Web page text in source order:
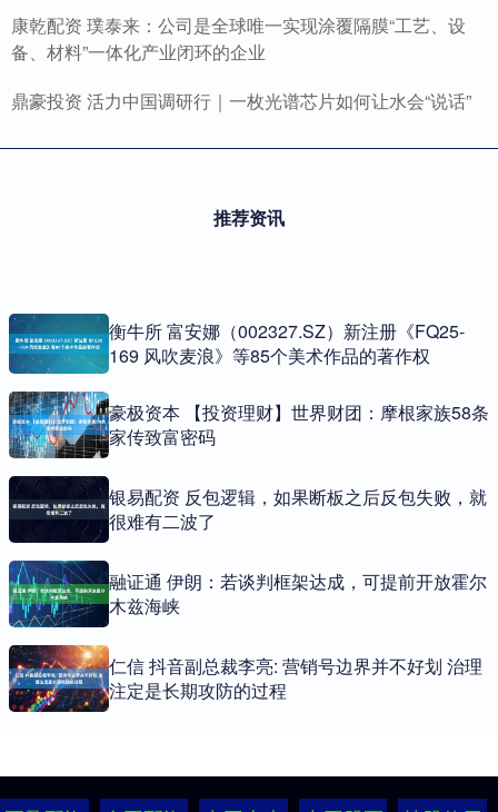
康乾配资 璞泰来：公司是全球唯一实现涂覆隔膜“工艺、设
备、材料”一体化产业闭环的企业
鼎豪投资 活力中国调研行｜一枚光谱芯片如何让水会“说话”
推荐资讯
衡牛所 富安娜（002327.SZ）新注册《FQ25-
169 风吹麦浪》等85个美术作品的著作权
豪极资本 【投资理财】世界财团：摩根家族58条
家传致富密码
银易配资 反包逻辑，如果断板之后反包失败，就
很难有二波了
融证通 伊朗：若谈判框架达成，可提前开放霍尔
木兹海峡
仁信 抖音副总裁李亮: 营销号边界并不好划 治理
注定是长期攻防的过程